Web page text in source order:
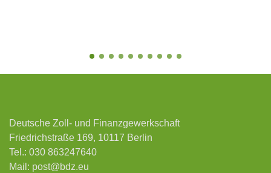
Deutsche Zoll- und Finanzgewerkschaft
Friedrichstraße 169, 10117 Berlin
Tel.: 030 863247640
Mail: post@bdz.eu